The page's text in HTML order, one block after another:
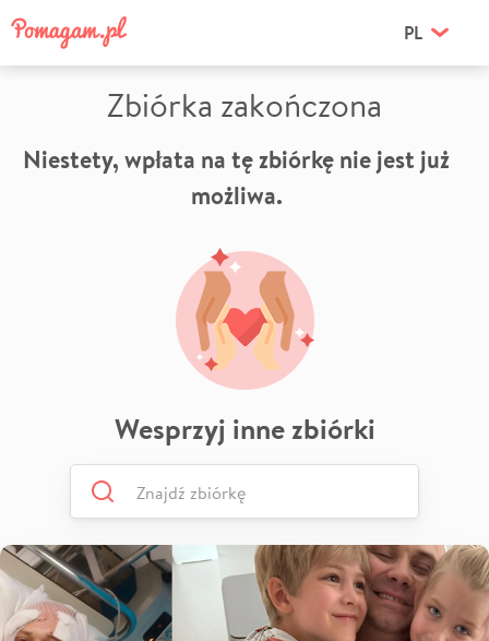
PL
Zbiórka zakończona
Niestety, wpłata na tę zbiórkę nie jest już
możliwa.
Wesprzyj inne zbiórki